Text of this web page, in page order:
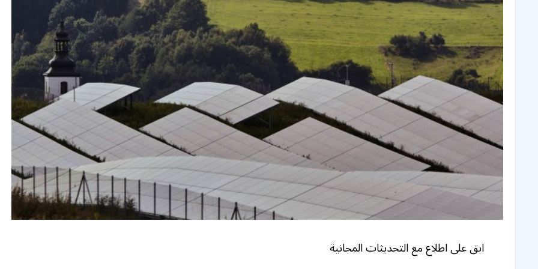
ابق على اطلاع مع التحديثات المجانية